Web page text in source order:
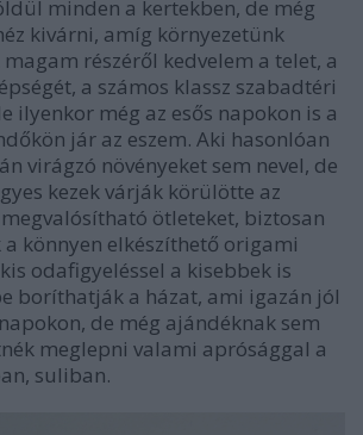
minden a kertekben, de még
kivárni, amíg környezetünk
részéről kedvelem a telet, a
a számos klassz szabadtéri
ilyenkor még az esős napokon is a
jár az eszem. Aki hasonlóan
virágzó növényeket sem nevel, de
kezek várják körülötte az
ötleteket, biztosan
könnyen elkészíthető origami
odafigyeléssel a kisebbek is
boríthatják a házat, ami igazán jól
de még ajándéknak sem
meglepni valami aprósággal a
suliban.